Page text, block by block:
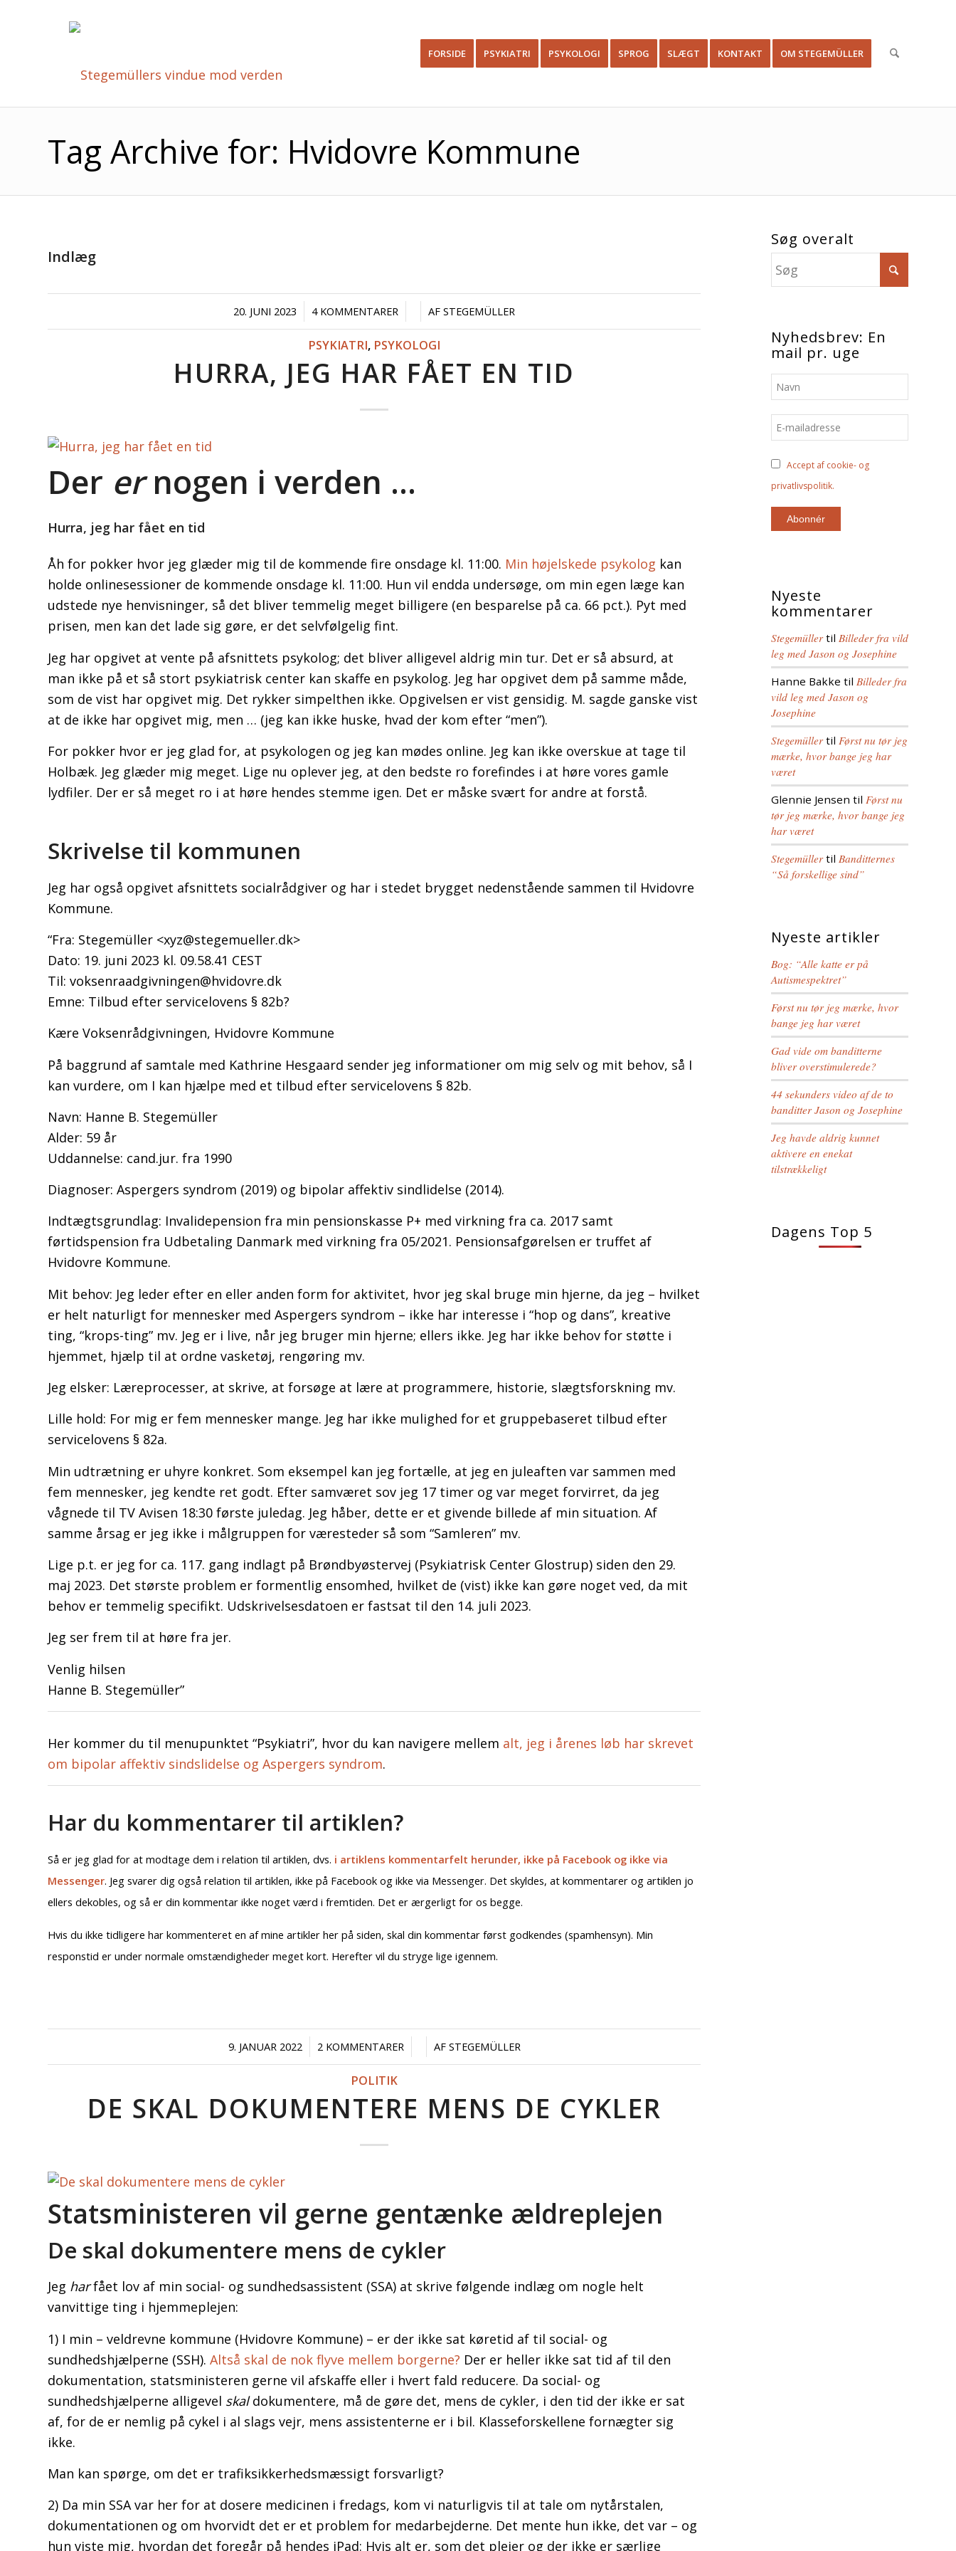
FORSIDE PSYKIATRI PSYKOLOGI SPROG SLÆGT KONTAKT OM STEGEMÜLLER
Tag Archive for: Hvidovre Kommune
Indlæg
20. JUNI 2023
/ 4 KOMMENTARER
/ / AF STEGEMÜLLER
PSYKIATRI, PSYKOLOGI
HURRA, JEG HAR FÅET EN TID
Der ernogen i verden …
Hurra, jeg har fået en tid
Åh for pokker hvor jeg glæder mig til de kommende fire onsdage kl. 11:00. Min højelskede psykolog kan
holde onlinesessioner de kommende onsdage kl. 11:00. Hun vil endda undersøge, om min egen læge kan
udstede nye henvisninger, så det bliver temmelig meget billigere (en besparelse på ca. 66 pct.). Pyt med
prisen, men kan det lade sig gøre, er det selvfølgelig fint.
Jeg har opgivet at vente på afsnittets psykolog; det bliver alligevel aldrig min tur. Det er så absurd, at
man ikke på et så stort psykiatrisk center kan skaffe en psykolog. Jeg har opgivet dem på samme måde,
som de vist har opgivet mig. Det rykker simpelthen ikke. Opgivelsen er vist gensidig. M. sagde ganske vist
at de ikke har opgivet mig, men … (jeg kan ikke huske, hvad der kom efter “men”).
For pokker hvor er jeg glad for, at psykologen og jeg kan mødes online. Jeg kan ikke overskue at tage til
Holbæk. Jeg glæder mig meget. Lige nu oplever jeg, at den bedste ro forefindes i at høre vores gamle
lydfiler. Der er så meget ro i at høre hendes stemme igen. Det er måske svært for andre at forstå.
Skrivelse til kommunen
Jeg har også opgivet afsnittets socialrådgiver og har i stedet brygget nedenstående sammen til Hvidovre
Kommune.
“Fra: Stegemüller <xyz@stegemueller.dk>
Dato: 19. juni 2023 kl. 09.58.41 CEST
Til: voksenraadgivningen@hvidovre.dk
Emne: Tilbud efter servicelovens § 82b?
Kære Voksenrådgivningen, Hvidovre Kommune
På baggrund af samtale med Kathrine Hesgaard sender jeg informationer om mig selv og mit behov, så I
kan vurdere, om I kan hjælpe med et tilbud efter servicelovens § 82b.
Navn: Hanne B. Stegemüller
Alder: 59 år
Uddannelse: cand.jur. fra 1990
Diagnoser: Aspergers syndrom (2019) og bipolar affektiv sindlidelse (2014).
Indtægtsgrundlag: Invalidepension fra min pensionskasse P+ med virkning fra ca. 2017 samt
førtidspension fra Udbetaling Danmark med virkning fra 05/2021. Pensionsafgørelsen er truffet af
Hvidovre Kommune.
Mit behov: Jeg leder efter en eller anden form for aktivitet, hvor jeg skal bruge min hjerne, da jeg – hvilket
er helt naturligt for mennesker med Aspergers syndrom – ikke har interesse i “hop og dans”, kreative
ting, “krops-ting” mv. Jeg er i live, når jeg bruger min hjerne; ellers ikke. Jeg har ikke behov for støtte i
hjemmet, hjælp til at ordne vasketøj, rengøring mv.
Jeg elsker: Læreprocesser, at skrive, at forsøge at lære at programmere, historie, slægtsforskning mv.
Lille hold: For mig er fem mennesker mange. Jeg har ikke mulighed for et gruppebaseret tilbud efter
servicelovens § 82a.
Min udtrætning er uhyre konkret. Som eksempel kan jeg fortælle, at jeg en juleaften var sammen med
fem mennesker, jeg kendte ret godt. Efter samværet sov jeg 17 timer og var meget forvirret, da jeg
vågnede til TV Avisen 18:30 første juledag. Jeg håber, dette er et givende billede af min situation. Af
samme årsag er jeg ikke i målgruppen for væresteder så som “Samleren” mv.
Lige p.t. er jeg for ca. 117. gang indlagt på Brøndbyøstervej (Psykiatrisk Center Glostrup) siden den 29.
maj 2023. Det største problem er formentlig ensomhed, hvilket de (vist) ikke kan gøre noget ved, da mit
behov er temmelig specifikt. Udskrivelsesdatoen er fastsat til den 14. juli 2023.
Jeg ser frem til at høre fra jer.
Venlig hilsen
Hanne B. Stegemüller”
Her kommer du til menupunktet “Psykiatri”, hvor du kan navigere mellem alt, jeg i årenes løb har skrevet
om bipolar affektiv sindslidelse og Aspergers syndrom.
Har du kommentarer til artiklen?
Så er jeg glad for at modtage dem i relation til artiklen, dvs. i artiklens kommentarfelt herunder, ikke på Facebook og ikke via
Messenger. Jeg svarer dig også relation til artiklen, ikke på Facebook og ikke via Messenger. Det skyldes, at kommentarer og artiklen jo
ellers dekobles, og så er din kommentar ikke noget værd i fremtiden. Det er ærgerligt for os begge.
Hvis du ikke tidligere har kommenteret en af mine artikler her på siden, skal din kommentar først godkendes (spamhensyn). Min
responstid er under normale omstændigheder meget kort. Herefter vil du stryge lige igennem.
9. JANUAR 2022
/ 2 KOMMENTARER
/ / AF STEGEMÜLLER
POLITIK
DE SKAL DOKUMENTERE MENS DE CYKLER
Statsministeren vil gerne gentænke ældreplejen
De skal dokumentere mens de cykler
Jeg harfået lov af min social- og sundhedsassistent (SSA) at skrive følgende indlæg om nogle helt
vanvittige ting i hjemmeplejen:
1) I min – veldrevne kommune (Hvidovre Kommune) – er der ikke sat køretid af til social- og
sundhedshjælperne (SSH). Altså skal de nok flyve mellem borgerne? Der er heller ikke sat tid af til den
dokumentation, statsministeren gerne vil afskaffe eller i hvert fald reducere. Da social- og
sundhedshjælperne alligevel skaldokumentere, må de gøre det, mens de cykler, i den tid der ikke er sat
af, for de er nemlig på cykel i al slags vejr, mens assistenterne er i bil. Klasseforskellene fornægter sig
ikke.
Man kan spørge, om det er trafiksikkerhedsmæssigt forsvarligt?
2) Da min SSA var her for at dosere medicinen i fredags, kom vi naturligvis til at tale om nytårstalen,
dokumentationen og om hvorvidt det er et problem for medarbejderne. Det mente hun ikke, det var – og
hun viste mig, hvordan det foregår på hendes iPad: Hvis alt er, som det plejer og der ikke er særlige
Søg overalt
Nyhedsbrev: En
mail pr. uge
Accept af cookie- og
privatlivspolitik.
Nyeste
kommentarer
Stegemüllertil Billeder fra vild
leg med Jason og Josephine
Hanne Bakke til Billeder fra
vild leg med Jason og
Josephine
Stegemüllertil Først nu tør jeg
mærke, hvor bange jeg har
været
Glennie Jensen til Først nu
tør jeg mærke, hvor bange jeg
har været
Stegemüllertil Banditternes
“Så forskellige sind”
Nyeste artikler
Bog: “Alle katte er på
Autismespektret”
Først nu tør jeg mærke, hvor
bange jeg har været
Gad vide om banditterne
bliver overstimulerede?
44 sekunders video af de to
banditter Jason og Josephine
Jeg havde aldrig kunnet
aktivere en enekat
tilstrækkeligt
Dagens Top 5